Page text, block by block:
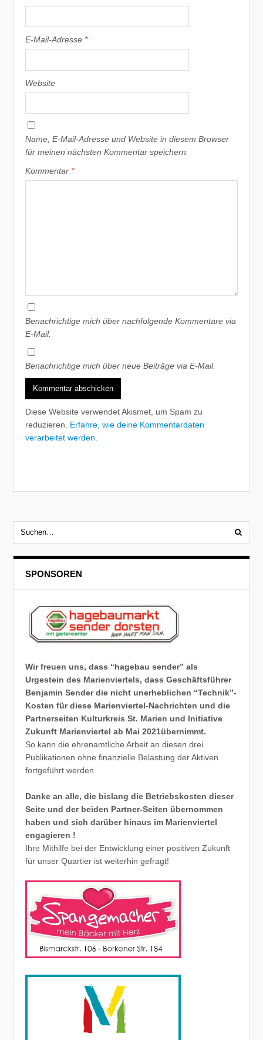
E-Mail-Adresse *
Website
Name, E-Mail-Adresse und Website in diesem Browser
für meinen nächsten Kommentar speichern.
Kommentar *
Benachrichtige mich über nachfolgende Kommentare via
E-Mail.
Benachrichtige mich über neue Beiträge via E-Mail.
Diese Website verwendet Akismet, um Spam zu
reduzieren. Erfahre, wie deine Kommentardaten
verarbeitet werden.
SPONSOREN
Wir freuen uns, dass “hagebau sender” als
Urgestein des Marienviertels, dass Geschäftsführer
Benjamin Sender die nicht unerheblichen “Technik”-
Kosten für diese Marienviertel-Nachrichten und die
Partnerseiten Kulturkreis St. Marien und Initiative
Zukunft Marienviertel ab Mai 2021übernimmt.
So kann die ehrenamtliche Arbeit an diesen drei
Publikationen ohne finanzielle Belastung der Aktiven
fortgeführt werden.
Danke an alle, die bislang die Betriebskosten dieser
Seite und der beiden Partner-Seiten übernommen
haben und sich darüber hinaus im Marienviertel
engagieren !
Ihre Mithilfe bei der Entwicklung einer positiven Zukunft
für unser Quartier ist weiterhin gefragt!